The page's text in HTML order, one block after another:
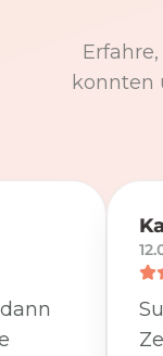
konnten